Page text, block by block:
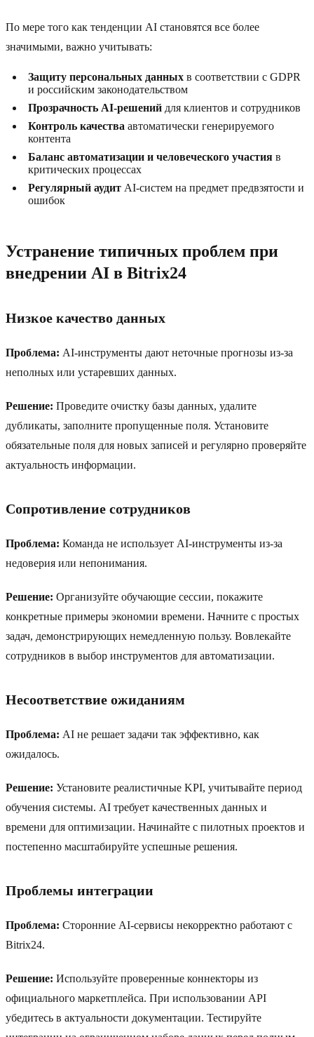
По мере того как тенденции AI становятся все более
значимыми, важно учитывать:
Защиту персональных данных в соответствии с GDPR
и российским законодательством
Прозрачность AI-решений для клиентов и сотрудников
Контроль качества автоматически генерируемого
контента
Баланс автоматизации и человеческого участия в
критических процессах
Регулярный аудит AI-систем на предмет предвзятости и
ошибок
Устранение типичных проблем при
внедрении AI в Bitrix24
Низкое качество данных
Проблема: AI-инструменты дают неточные прогнозы из-за
неполных или устаревших данных.
Решение: Проведите очистку базы данных, удалите
дубликаты, заполните пропущенные поля. Установите
обязательные поля для новых записей и регулярно проверяйте
актуальность информации.
Сопротивление сотрудников
Проблема: Команда не использует AI-инструменты из-за
недоверия или непонимания.
Решение: Организуйте обучающие сессии, покажите
конкретные примеры экономии времени. Начните с простых
задач, демонстрирующих немедленную пользу. Вовлекайте
сотрудников в выбор инструментов для автоматизации.
Несоответствие ожиданиям
Проблема: AI не решает задачи так эффективно, как
ожидалось.
Решение: Установите реалистичные KPI, учитывайте период
обучения системы. AI требует качественных данных и
времени для оптимизации. Начинайте с пилотных проектов и
постепенно масштабируйте успешные решения.
Проблемы интеграции
Проблема: Сторонние AI-сервисы некорректно работают с
Bitrix24.
Решение: Используйте проверенные коннекторы из
официального маркетплейса. При использовании API
убедитесь в актуальности документации. Тестируйте